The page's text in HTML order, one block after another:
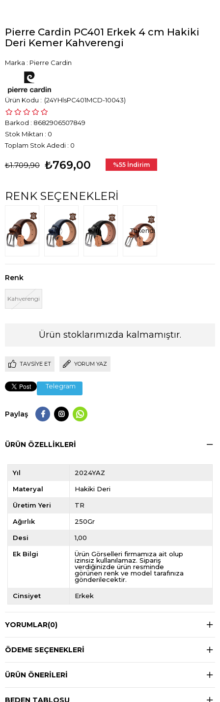
Pierre Cardin PC401 Erkek 4 cm Hakiki
Deri Kemer Kahverengi
Marka : Pierre Cardin
(24YHlsPC401MCD-10043)
Barkod : 8682906507849
Stok Miktarı : 0
Toplam Stok Adedi : 0
₺1.709,90 ₺769,00 %55 İndirim
RENK SEÇENEKLERI
Tükendi
Renk
Kahverengi
Ürün stoklarımızda kalmamıştır.
TAVSIYE ET YORUM YAZ
Telegram
Paylaş
ÜRÜN ÖZELLIKLERI
Yıl 2024YAZ
Materyal Hakiki Deri
Üretim Yeri TR
Ağırlık 250Gr
Desi 1,00
Ek Bilgi
Ürün Görselleri firmamıza ait olup
izinsiz kullanılamaz. Sipariş
verdiğinizde ürün resminde
görünen renk ve model tarafınıza
gönderilecektir.
Cinsiyet Erkek
YORUMLAR(0)
ÖDEME SEÇENEKLERI
ÜRÜN ÖNERILERI
BEDEN TABLOSU